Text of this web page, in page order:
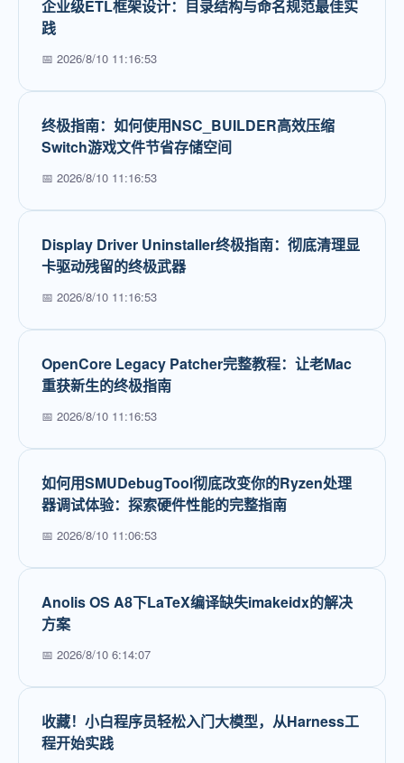
企业级ETL框架设计：目录结构与命名规范最佳实
践
📅 2026/8/10 11:16:53
终极指南：如何使用NSC_BUILDER高效压缩
Switch游戏文件节省存储空间
📅 2026/8/10 11:16:53
Display Driver Uninstaller终极指南：彻底清理显
卡驱动残留的终极武器
📅 2026/8/10 11:16:53
OpenCore Legacy Patcher完整教程：让老Mac
重获新生的终极指南
📅 2026/8/10 11:16:53
如何用SMUDebugTool彻底改变你的Ryzen处理
器调试体验：探索硬件性能的完整指南
📅 2026/8/10 11:06:53
Anolis OS A8下LaTeX编译缺失imakeidx的解决
方案
📅 2026/8/10 6:14:07
收藏！小白程序员轻松入门大模型，从Harness工
程开始实践